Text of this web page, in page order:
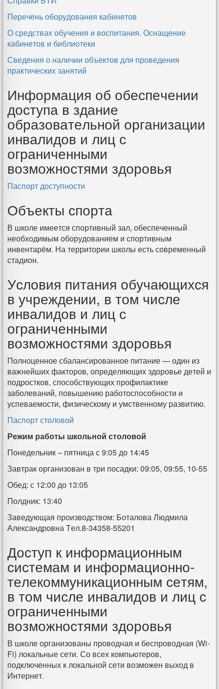
Перечень оборудования кабинетов
О средствах обучения и воспитания. Оснащение
кабинетов и библиотеки
Сведения о наличии объектов для проведения
практических занятий
Информация об обеспечении
доступа в здание
образовательной организации
инвалидов и лиц с
ограниченными
возможностями здоровья
Паспорт доступности
Объекты спорта
В школе имеется спортивный зал, обеспеченный
необходимым оборудованием и спортивным
инвентарём. На территории школы есть современный
стадион.
Условия питания обучающихся
в учреждении, в том числе
инвалидов и лиц с
ограниченными
возможностями здоровья
Полноценное сбалансированное питание — один из
важнейших факторов, определяющих здоровье детей и
подростков, способствующих профилактике
заболеваний, повышению работоспособности и
успеваемости, физическому и умственному развитию.
Паспорт столовой
Режим работы школьной столовой
Понедельник – пятница с 9:05 до 14:45
Завтрак организован в три посадки: 09:05, 09:55, 10-55
Обед: с 12:00 до 13:05
Полдник: 13:40
Заведующая производством: Боталова Людмила
Александровна Тел.8-34358-55201
Доступ к информационным
системам и информационно-
телекоммуникационным сетям,
в том числе инвалидов и лиц с
ограниченными
возможностями здоровья
В школе организованы проводная и беспроводная (Wi-
Fi) локальные сети. Со всех компьютеров,
подключенных к локальной сети возможен выход в
Интернет.